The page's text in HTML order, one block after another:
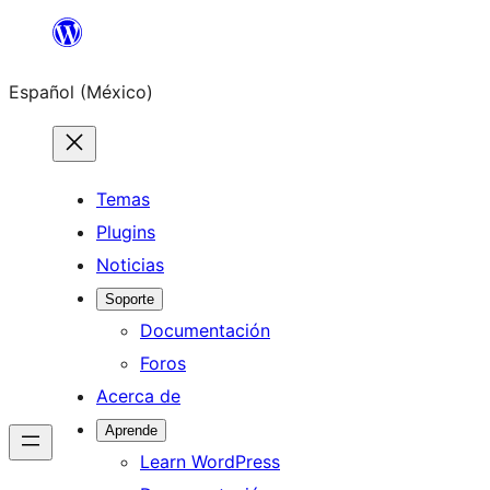
Saltar
contenido
Español (México)
Temas
Plugins
Noticias
Soporte
Documentación
Foros
Acerca de
Aprende
Learn WordPress